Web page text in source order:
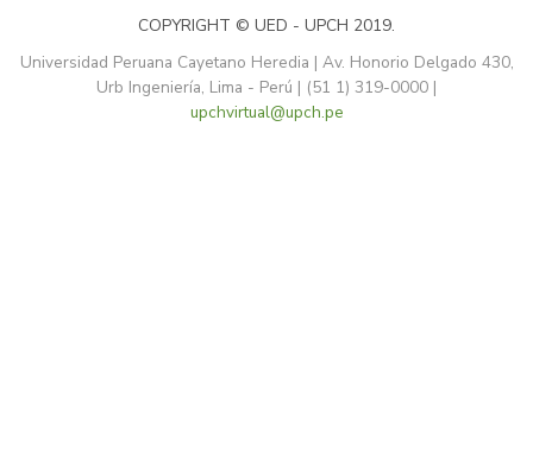
COPYRIGHT © UED - UPCH 2019.
Universidad Peruana Cayetano Heredia | Av. Honorio Delgado 430,
Urb Ingeniería, Lima - Perú | (51 1) 319-0000 |
upchvirtual@upch.pe